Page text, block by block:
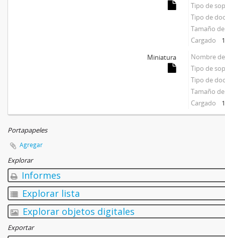
Tipo de
Tipo de
Tamaño
Cargado
Miniatura
Nombre
Tipo de
Tipo de
Tamaño
Cargado
Portapapeles
Agregar
Explorar
Informes
Explorar lista
Explorar objetos digitales
Exportar